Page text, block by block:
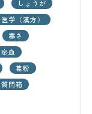
しょうが
学（漢方）
寒さ
瘀血
葛粉
質問箱